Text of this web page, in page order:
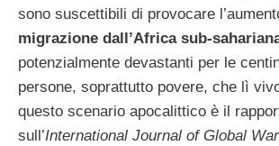
sono suscettibili di provocare
migrazione dall’Africa sub-
potenzialmente devastanti per le
persone, soprattutto povere, che lì
questo scenario apocalittico è il
sull’International Journal of Global